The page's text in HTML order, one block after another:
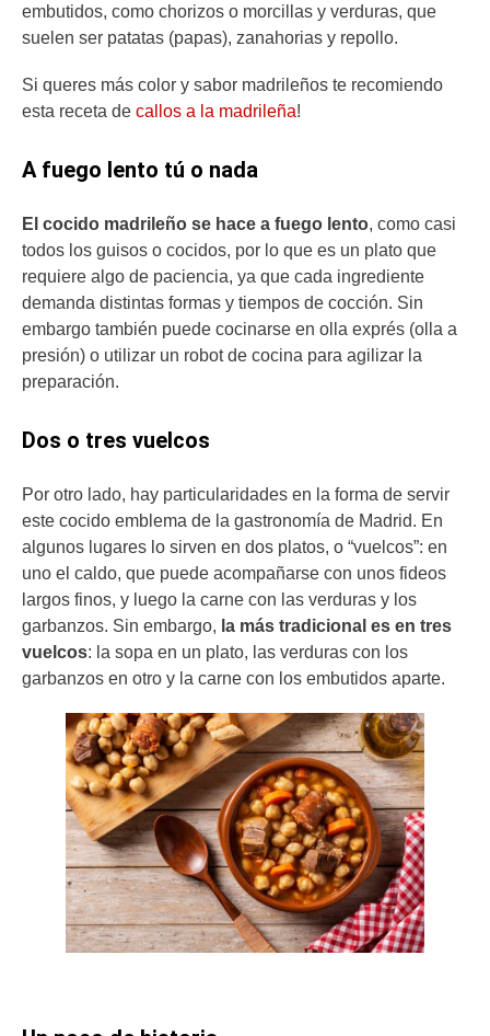
embutidos, como chorizos o morcillas y verduras, que
suelen ser patatas (papas), zanahorias y repollo.
Si queres más color y sabor madrileños te recomiendo
esta receta de callos a la madrileña!
A fuego lento tú o nada
El cocido madrileño se hace a fuego lento, como casi
todos los guisos o cocidos, por lo que es un plato que
requiere algo de paciencia, ya que cada ingrediente
demanda distintas formas y tiempos de cocción. Sin
embargo también puede cocinarse en olla exprés (olla a
presión) o utilizar un robot de cocina para agilizar la
preparación.
Dos o tres vuelcos
Por otro lado, hay particularidades en la forma de servir
este cocido emblema de la gastronomía de Madrid. En
algunos lugares lo sirven en dos platos, o “vuelcos”: en
uno el caldo, que puede acompañarse con unos fideos
largos finos, y luego la carne con las verduras y los
garbanzos. Sin embargo, la más tradicional es en tres
vuelcos: la sopa en un plato, las verduras con los
garbanzos en otro y la carne con los embutidos aparte.